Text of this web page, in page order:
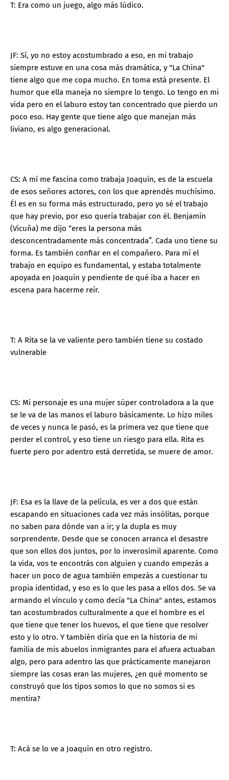
T: Era como un juego, algo más lúdico.
JF: Sí, yo no estoy acostumbrado a eso, en mi trabajo
siempre estuve en una cosa más dramática, y "La China"
tiene algo que me copa mucho. En toma está presente. El
humor que ella maneja no siempre lo tengo. Lo tengo en mi
vida pero en el laburo estoy tan concentrado que pierdo un
poco eso. Hay gente que tiene algo que manejan más
liviano, es algo generacional.
CS: A mí me fascina como trabaja Joaquín, es de la escuela
de esos señores actores, con los que aprendés muchísimo.
Él es en su forma más estructurado, pero yo sé el trabajo
que hay previo, por eso quería trabajar con él. Benjamín
(Vicuña) me dijo “eres la persona más
desconcentradamente más concentrada”. Cada uno tiene su
forma. Es también confiar en el compañero. Para mí el
trabajo en equipo es fundamental, y estaba totalmente
apoyada en Joaquín y pendiente de qué iba a hacer en
escena para hacerme reír.
T: A Rita se la ve valiente pero también tiene su costado
vulnerable
CS: Mi personaje es una mujer súper controladora a la que
se le va de las manos el laburo básicamente. Lo hizo miles
de veces y nunca le pasó, es la primera vez que tiene que
perder el control, y eso tiene un riesgo para ella. Rita es
fuerte pero por adentro está derretida, se muere de amor.
JF: Esa es la llave de la película, es ver a dos que están
escapando en situaciones cada vez más insólitas, porque
no saben para dónde van a ir; y la dupla es muy
sorprendente. Desde que se conocen arranca el desastre
que son ellos dos juntos, por lo inverosímil aparente. Como
la vida, vos te encontrás con alguien y cuando empezás a
hacer un poco de agua también empezás a cuestionar tu
propia identidad, y eso es lo que les pasa a ellos dos. Se va
armando el vínculo y como decía "La China" antes, estamos
tan acostumbrados culturalmente a que el hombre es el
que tiene que tener los huevos, el que tiene que resolver
esto y lo otro. Y también diría que en la historia de mi
familia de mis abuelos inmigrantes para el afuera actuaban
algo, pero para adentro las que prácticamente manejaron
siempre las cosas eran las mujeres, ¿en qué momento se
construyó que los tipos somos lo que no somos si es
mentira?
T: Acá se lo ve a Joaquín en otro registro.